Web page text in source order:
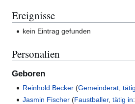
Ereignisse
kein Eintrag gefunden
Personalien
Geboren
Reinhold Becker (Gemeinderat,
Jasmin Fischer (Faustballer,tätig in: